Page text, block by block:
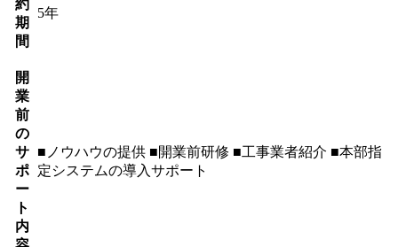
約
期
間
5年
開
業
前
の
サ
ポ
ー
ト
内
■ノウハウの提供 ■開業前研修 ■工事業者紹介 ■本部指
定システムの導入サポート